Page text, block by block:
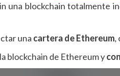
una blockchain totalmente
una cartera de Ethereum,
blockchain de Ethereum y